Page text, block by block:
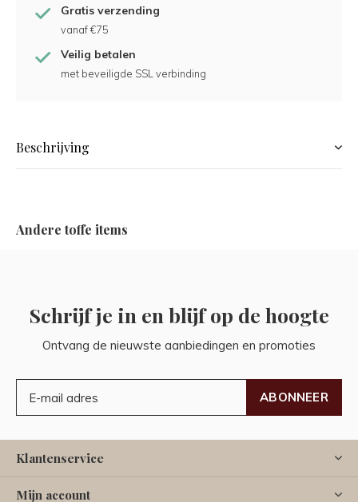
Gratis verzending
vanaf €75
Veilig betalen
met beveiligde SSL verbinding
Beschrijving
Andere toffe items
Schrijf je in en blijf op de hoogte
Ontvang de nieuwste aanbiedingen en promoties
ABONNEER
Klantenservice
Mijn account